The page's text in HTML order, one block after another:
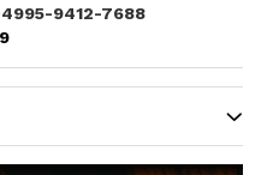
9412-7688